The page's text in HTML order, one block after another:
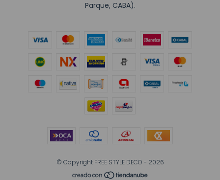
Parque, CABA).
© Copyright FREE STYLE DECO - 2026